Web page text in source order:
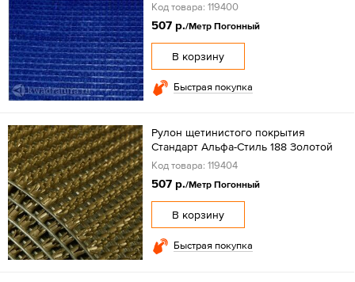
Код товара: 119400
507 р./Метр Погонный
В корзину
Быстрая покупка
Рулон щетинистого покрытия
Стандарт Альфа-Стиль 188 Золотой
Код товара: 119404
507 р./Метр Погонный
В корзину
Быстрая покупка